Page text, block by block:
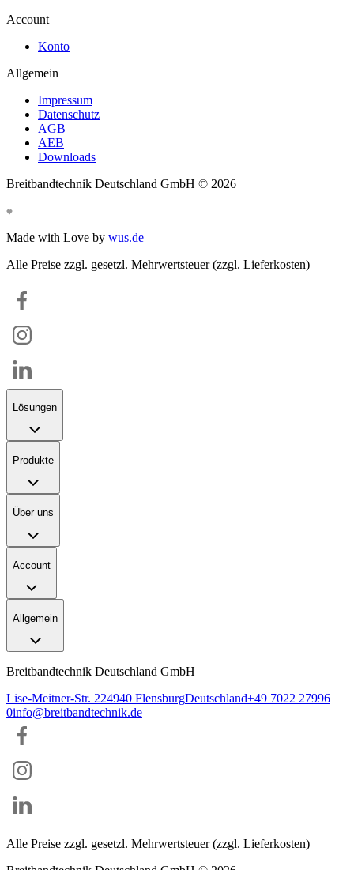
Account
Konto
Allgemein
Impressum
Datenschutz
AGB
AEB
Downloads
Breitbandtechnik Deutschland GmbH © 2026
Made with Love by wus.de
Alle Preise zzgl. gesetzl. Mehrwertsteuer (zzgl. Lieferkosten)
Lösungen
Produkte
Über uns
Account
Allgemein
Breitbandtechnik Deutschland GmbH
Lise-Meitner-Str. 224940 FlensburgDeutschland+49 7022 27996
0info@breitbandtechnik.de
Alle Preise zzgl. gesetzl. Mehrwertsteuer (zzgl. Lieferkosten)